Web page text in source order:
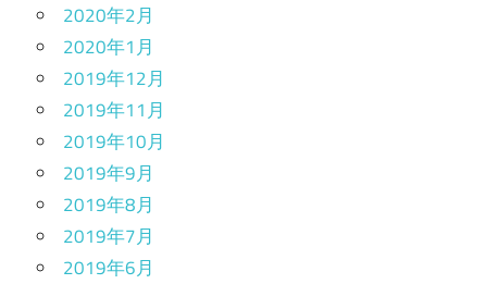
2020年2月
2020年1月
2019年12月
2019年11月
2019年10月
2019年9月
2019年8月
2019年7月
2019年6月